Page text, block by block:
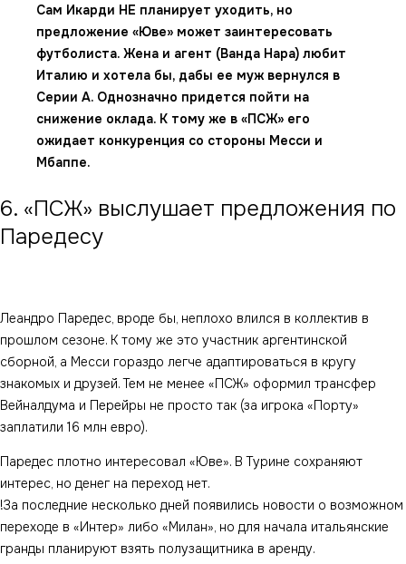
Сам Икарди НЕ планирует уходить, но
предложение «Юве» может заинтересовать
футболиста. Жена и агент (Ванда Нара) любит
Италию и хотела бы, дабы ее муж вернулся в
Серии А. Однозначно придется пойти на
снижение оклада. К тому же в «ПСЖ» его
ожидает конкуренция со стороны Месси и
Мбаппе.
6. «ПСЖ» выслушает предложения по
Паредесу
Леандро Паредес, вроде бы, неплохо влился в коллектив в
прошлом сезоне. К тому же это участник аргентинской
сборной, а Месси гораздо легче адаптироваться в кругу
знакомых и друзей. Тем не менее «ПСЖ» оформил трансфер
Вейналдума и Перейры не просто так (за игрока «Порту»
заплатили 16 млн евро).
Паредес плотно интересовал «Юве». В Турине сохраняют
интерес, но денег на переход нет.
!За последние несколько дней появились новости о возможном
переходе в «Интер» либо «Милан», но для начала итальянские
гранды планируют взять полузащитника в аренду.